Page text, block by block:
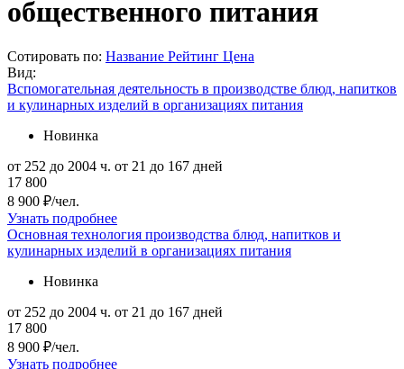
общественного питания
Сотировать по: Название Рейтинг Цена
Вид:
Вспомогательная деятельность в производстве блюд, напитков
и кулинарных изделий в организациях питания
Новинка
от 252 до 2004 ч. от 21 до 167 дней
17 800
8 900 ₽/чел.
Узнать подробнее
Основная технология производства блюд, напитков и
кулинарных изделий в организациях питания
Новинка
от 252 до 2004 ч. от 21 до 167 дней
17 800
8 900 ₽/чел.
Узнать подробнее